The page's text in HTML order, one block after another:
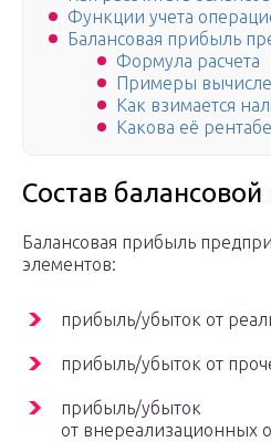
Функции учета
Балансовая прибыль
Формула расчета
Примеры
Как взимается
Какова её
Состав
Балансовая прибыль
элементов:
прибыль/убыток от
прибыль/убыток от
прибыль/убыток
от внереализационных